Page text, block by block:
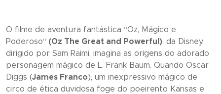
O filme de aventura fantástica “Oz, Mágico e
Poderoso“ (Oz The Great and Powerful), da Disney,
dirigido por Sam Raimi, imagina as origens do adorado
personagem mágico de L. Frank Baum. Quando Oscar
Diggs (James Franco), um inexpressivo mágico de
circo de ética duvidosa foge do poeirento Kansas e